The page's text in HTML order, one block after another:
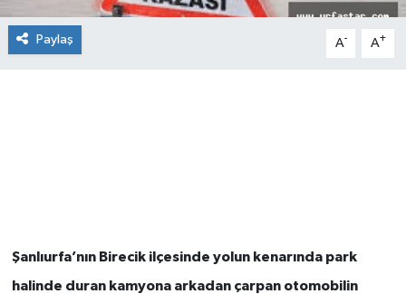
Paylaş A- A+
Şanlıurfa’nın Birecik ilçesinde yolun kenarında park
halinde duran kamyona arkadan çarpan otomobilin